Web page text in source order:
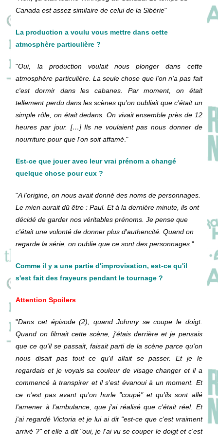
Canada est assez similaire de celui de la Sibérie"
La production a voulu vous mettre dans cette
atmosphère particulière ?
"Oui, la production voulait nous plonger dans cette
atmosphère particulière. La seule chose que l'on n'a pas fait
c'est dormir dans les cabanes. Par moment, on était
tellement perdu dans les scènes qu'on oubliait que c'était un
simple rôle, on était dedans. On vivait ensemble près de 12
heures par jour. […] Ils ne voulaient pas nous donner de
nourriture pour que l'on soit affamé."
Est-ce que jouer avec leur vrai prénom a changé
quelque chose pour eux ?
"A l'origine, on nous avait donné des noms de personnages.
Le mien aurait dû être : Paul. Et à la dernière minute, ils ont
décidé de garder nos véritables prénoms. Je pense que
c'était une volonté de donner plus d'authencité. Quand on
regarde la série, on oublie que ce sont des personnages."
Comme il y a une partie d'improvisation, est-ce qu'il
s'est fait des frayeurs pendant le tournage ?
Attention Spoilers
"Dans cet épisode (2), quand Johnny se coupe le doigt.
Quand on filmait cette scène, j'étais derrière et je pensais
que ce qu'il se passait, faisait parti de la scène parce qu'on
nous disait pas tout ce qu'il allait se passer. Et je le
regardais et je voyais sa couleur de visage changer et il a
commencé à transpirer et il s'est évanoui à un moment. Et
ce n'est pas avant qu'on hurle "coupé" et qu'ils sont allé
l'amener à l'ambulance, que j'ai réalisé que c'était réel. Et
j'ai regardé Victoria et je lui ai dit "est-ce que c'est vraiment
arrivé ?" et elle a dit "oui, je l'ai vu se couper le doigt et c'est